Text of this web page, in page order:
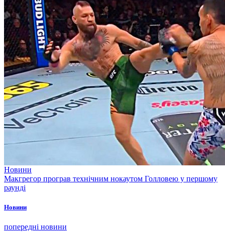
Новини
Макгрегор програв технічним нокаутом Голловею у першому
раунді
Новини
попередні новини